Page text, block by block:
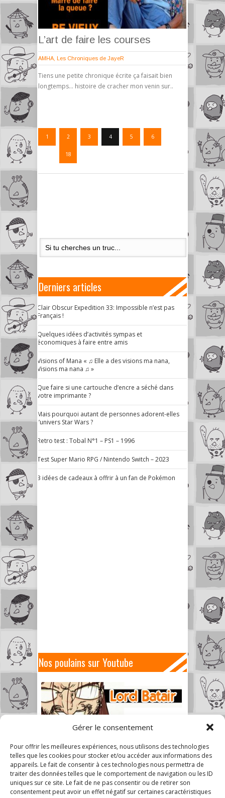
Gérer le consentement
Pour offrir les meilleures expériences, nous utilisons des technologies
telles que les cookies pour stocker et/ou accéder aux informations des
appareils. Le fait de consentir à ces technologies nous permettra de
traiter des données telles que le comportement de navigation ou les ID
uniques sur ce site. Le fait de ne pas consentir ou de retirer son
consentement peut avoir un effet négatif sur certaines caractéristiques
L’art de faire les courses
AMHA Les Chroniques de JayeR
Tiens une petite chronique écrite ça faisait bien
longtemps… histoire de cracher mon venin sur..
1 2 3 4 5 6
18
Derniers articles
Clair Obscur Expedition 33: Impossible n’est pas
Français !
Quelques idées d’activités sympas et
économiques à faire entre amis
Visions of Mana « ♫ Elle a des visions ma nana,
Visions ma nana ♫ »
Que faire si une cartouche d’encre a séché dans
votre imprimante ?
Mais pourquoi autant de personnes adorent-elles
l’univers Star Wars ?
Retro test : Tobal N°1 – PS1 – 1996
Test Super Mario RPG / Nintendo Switch – 2023
3 idées de cadeaux à offrir à un fan de Pokémon
Nos poulains sur Youtube